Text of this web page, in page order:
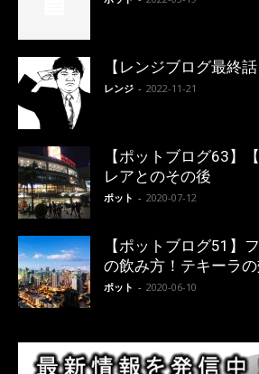
【レンジブログ最終
レンジ - 2022-11-21
【ポットブログ63】
レアとのその後
ポット - 2020-07-12
【ポットブログ51】
の飲み方！テキーラ
ポット - 2020-06-10